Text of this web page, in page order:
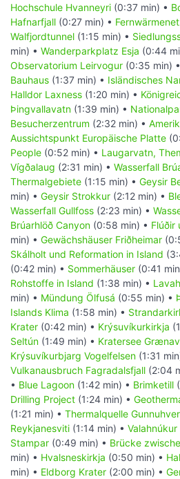
Hochschule Hvanneyri (0:37 min) •
Hafnarfjall (0:27 min) •
Walfjordtunnel (1:15 min) •
min) • Wanderparkplatz Esja (0:44
Observatorium Leirvogur (0:35 min) •
Bauhaus (1:37 min) • Isländisches
Halldor Laxness (1:20 min) •
Þingvallavatn (1:39 min) •
Besucherzentrum (2:32 min) •
Aussichtspunkt Europäische Platte
People (0:52 min) • Laugarvatn,
Vígðalaug (2:31 min) • Wasserfall
Thermalgebiete (1:15 min) • Geysir
min) • Geysir Strokkur (2:12 min) •
Wasserfall Gullfoss (2:23 min) •
Brúarhlöð Canyon (0:58 min) • Flúðir
min) • Gewächshäuser Friðheimar
Skálholt und Reformation in Island
(0:42 min) • Sommerhäuser (0:41
Rohstoffe in Island (1:38 min) •
min) • Mündung Ölfusá (0:55 min) •
Islands Klima (1:58 min) •
Krater (0:42 min) • Krýsuvíkurkirkja
Seltún (1:49 min) • Kratersee
Krýsuvíkurbjarg Vogelfelsen (1:31
Vulkanausbruch Fagradalsfjall (2:04
• Blue Lagoon (1:42 min) • Brimketill
Drilling Project (1:24 min) •
(1:21 min) • Thermalquelle Gunnuhver
Reykjanesviti (1:14 min) • Valahnúkur
Stampar (0:49 min) • Brücke
min) • Hvalsneskirkja (0:50 min) •
min) • Eldborg Krater (2:00 min) •